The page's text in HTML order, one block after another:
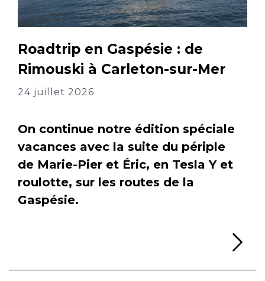
Roadtrip en Gaspésie : de
Rimouski à Carleton-sur-Mer
24 juillet 2026
On continue notre édition spéciale
vacances avec la suite du périple
de Marie-Pier et Éric, en Tesla Y et
roulotte, sur les routes de la
Gaspésie.